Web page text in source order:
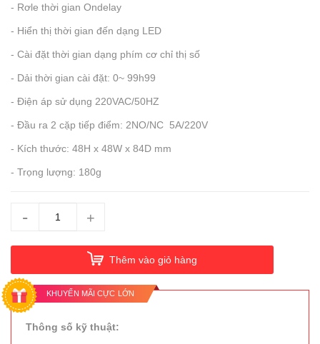
- Rơle thời gian Ondelay
- Hiển thị thời gian đến dạng LED
- Cài đặt thời gian dạng phím cơ chỉ thị số
- Dải thời gian cài đặt: 0~ 99h99
- Điện áp sử dụng 220VAC/50HZ
- Đầu ra 2 cặp tiếp điểm: 2NO/NC 5A/220V
- Kích thước: 48H x 48W x 84D mm
- Trọng lượng: 180g
- +
Thêm vào giỏ hàng
KHUYẾN MÃI CỰC LỚN
Thông số kỹ thuật: